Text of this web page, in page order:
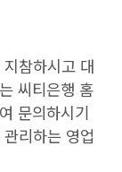
참하시고 대
씨티은행 홈
문의하시기
리하는 영업